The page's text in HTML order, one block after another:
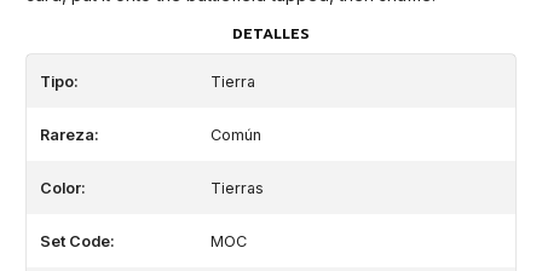
DETALLES
Tipo: Tierra
Rareza: Común
Color: Tierras
Set Code: MOC